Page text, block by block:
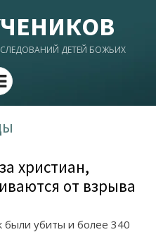
ДЕТЕЙ БОЖЬИХ
христиан,
от взрыва
были убиты и более 340